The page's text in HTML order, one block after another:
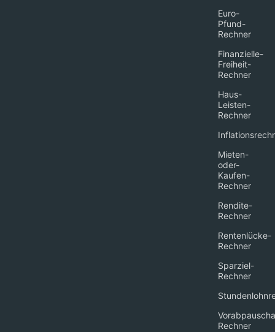
Euro-
Pfund-
Rechner
Finanzielle-
Freiheit-
Rechner
Haus-
Leisten-
Rechner
Mieten-
oder-
Kaufen-
Rechner
Rendite-
Rechner
Rentenlücke-
Rechner
Sparziel-
Rechner
Rechner